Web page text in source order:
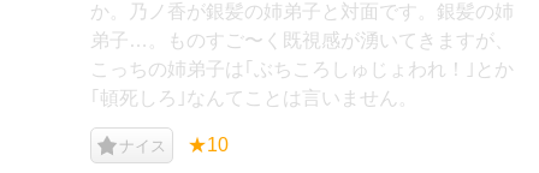
か。乃ノ香が銀髪の姉弟子と対面です。銀髪の姉
弟子…。ものすご〜く既視感が湧いてきますが、
こっちの姉弟子は｢ぶちころしゅじょわれ！｣とか
｢頓死しろ｣なんてことは言いません。
ナイス ★10